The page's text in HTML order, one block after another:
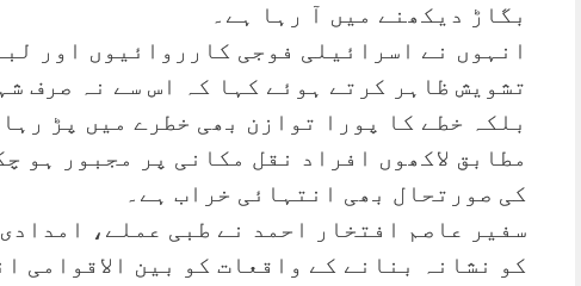
بگاڑ دیکھنے میں آ رہا ہے۔
انہوں نے اسرائیلی فوجی کارروائیوں اور
تشویش ظاہر کرتے ہوئے کہا کہ اس سے نہ صرف
بلکہ خطے کا پورا توازن بھی خطرے میں پڑ
مطابق لاکھوں افراد نقل مکانی پر مجبور ہو
کی صورتحال بھی انتہائی خراب ہے۔
سفیر عاصم افتخار احمد نے طبی عملے،
کو نشانہ بنانے کے واقعات کو بین الاقوامی